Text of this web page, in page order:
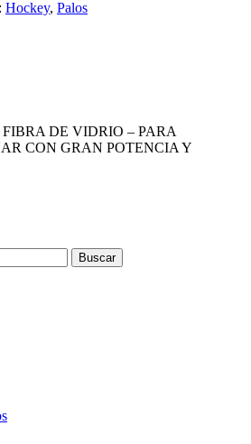
Hockey, Palos
DE VIDRIO – PARA
CON GRAN POTENCIA Y